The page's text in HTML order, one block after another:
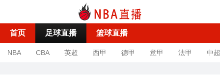
首页 足球直播 篮球直播
NBA CBA 英超 西甲 德甲 意甲 法甲 中超